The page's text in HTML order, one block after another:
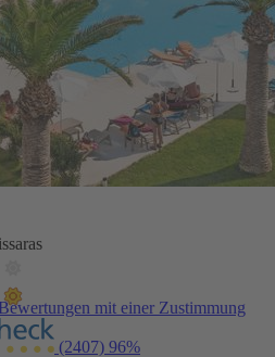
mit einer Zustimmung
(2407) 96%